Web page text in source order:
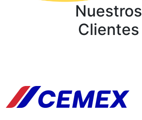
Nuestros
Clientes